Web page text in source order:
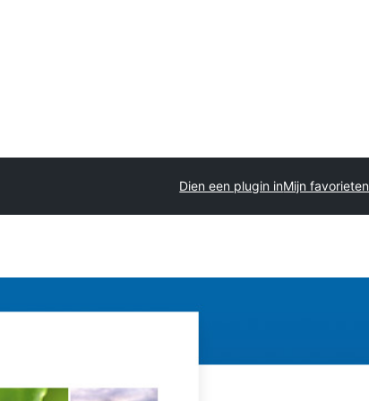
Dien een plugin inMijn favorieten